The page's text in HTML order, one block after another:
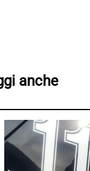
anche